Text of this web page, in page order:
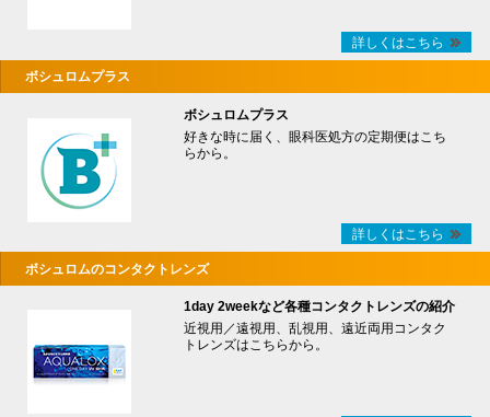
詳しくはこちら
ボシュロムプラス
ボシュロムプラス
好きな時に届く、眼科医処方の定期便はこち
らから。
詳しくはこちら
ボシュロムのコンタクトレンズ
1day 2weekなど各種コンタクトレンズの紹介
近視用／遠視用、乱視用、遠近両用コンタク
トレンズはこちらから。